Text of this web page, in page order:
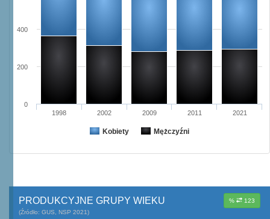
Kobiety Mężczyźni
1998 2002 2009 2011 2021
0
200
400
% 123
PRODUKCYJNE GRUPY WIEKU
(Źródło: GUS, NSP 2021)